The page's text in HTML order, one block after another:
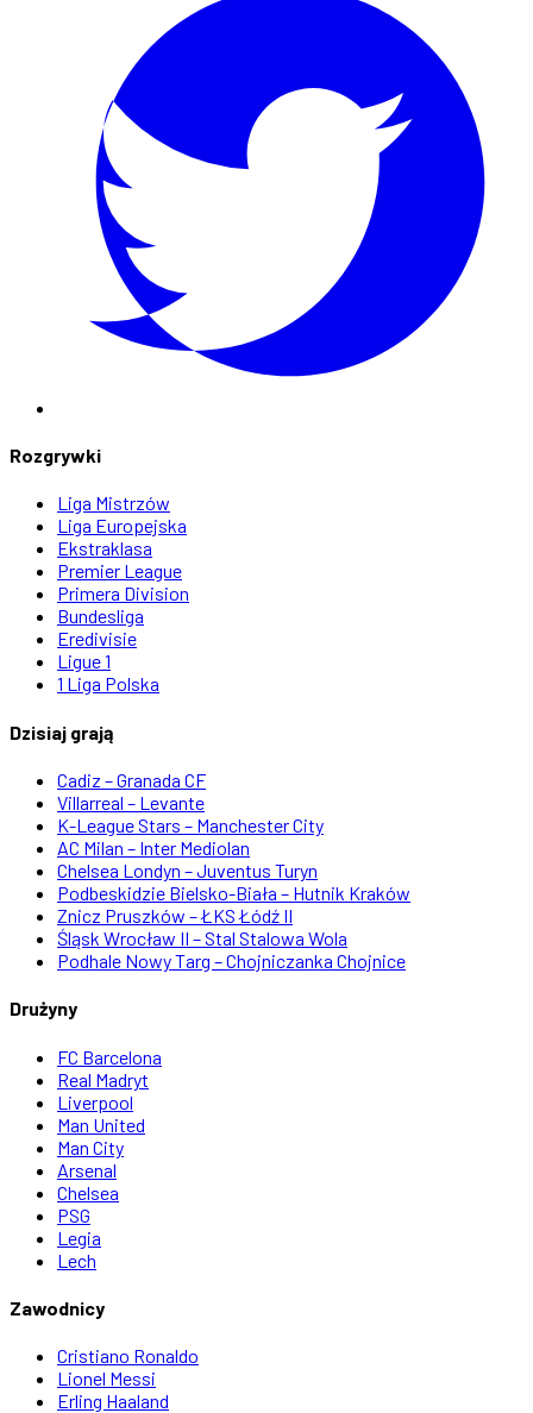
Rozgrywki
Liga Mistrzów
Liga Europejska
Ekstraklasa
Premier League
Primera Division
Bundesliga
Eredivisie
Ligue 1
1 Liga Polska
Dzisiaj grają
Cadiz – Granada CF
Villarreal – Levante
K-League Stars – Manchester City
AC Milan – Inter Mediolan
Chelsea Londyn – Juventus Turyn
Podbeskidzie Bielsko-Biała – Hutnik Kraków
Znicz Pruszków – ŁKS Łódź II
Śląsk Wrocław II – Stal Stalowa Wola
Podhale Nowy Targ – Chojniczanka Chojnice
Drużyny
FC Barcelona
Real Madryt
Liverpool
Man United
Man City
Arsenal
Chelsea
PSG
Legia
Lech
Zawodnicy
Cristiano Ronaldo
Lionel Messi
Erling Haaland